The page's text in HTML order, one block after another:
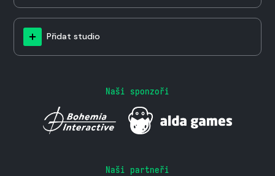
Přidat studio
Naši sponzoři
Naši partneři